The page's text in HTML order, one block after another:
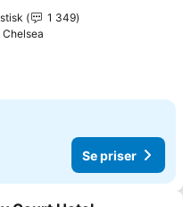
1 349
Chelsea
Se priser